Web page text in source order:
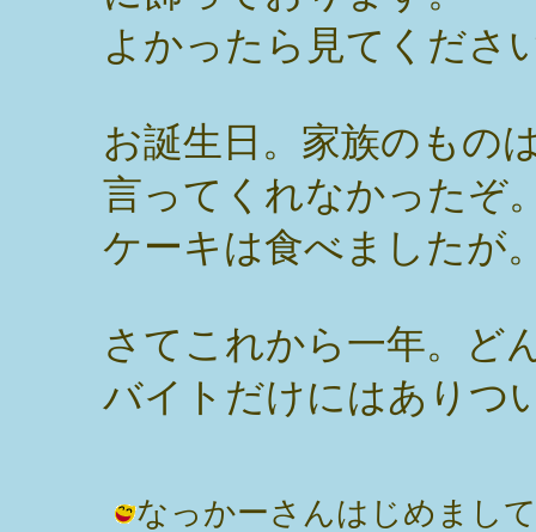
よかったら見てくださ
お誕生日。家族のもの
言ってくれなかったぞ
ケーキは食べましたが
さてこれから一年。ど
バイトだけにはありつ
なっかーさんはじめまし